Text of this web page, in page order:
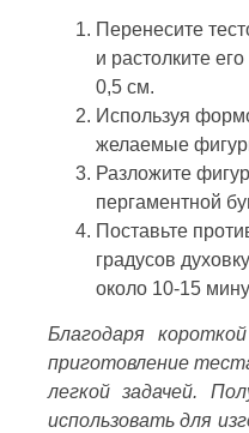
Перенесите
и растолките
0,5 см.
Используя
желаемые
Разложите
пергаментной
Поставьте
градусов
около 10-15
Благодаря
приготовление
легкой задачей.
использовать для